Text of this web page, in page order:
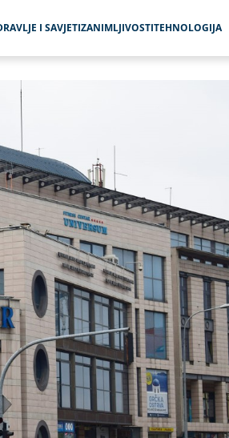
I SAVJETIZANIMLJIVOSTITEHNOLOGIJA